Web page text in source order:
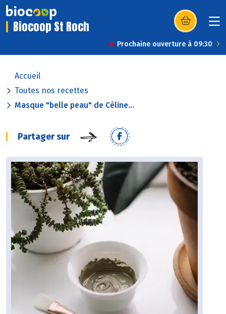
Biocoop St Roch (s’ouvre dans
Prochaine ouverture à 09:30
Accueil
Toutes nos recettes
Masque "belle peau" de Céline...
Partager sur